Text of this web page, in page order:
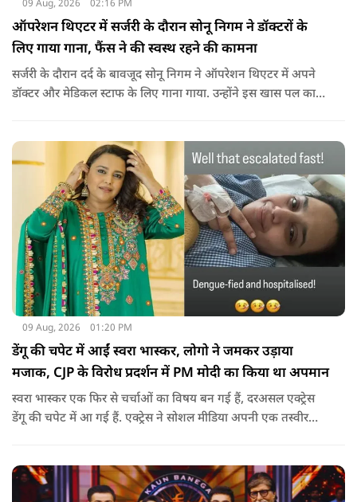
09 Aug, 2026 02:16 PM
ऑपरेशन थिएटर में सर्जरी के दौरान सोनू निगम ने डॉक्टरों के
लिए गाया गाना, फैंस ने की स्वस्थ रहने की कामना
सर्जरी के दौरान दर्द के बावजूद सोनू निगम ने ऑपरेशन थिएटर में अपने
डॉक्टर और मेडिकल स्टाफ के लिए गाना गाया. उन्होंने इस खास पल का
09 Aug, 2026 01:20 PM
डेंगू की चपेट में आईं स्वरा भास्कर, लोगो ने जमकर उड़ाया
मजाक, CJP के विरोध प्रदर्शन में PM मोदी का किया था अपमान
स्वरा भास्कर एक फिर से चर्चाओं का विषय बन गई हैं, दरअसल एक्ट्रेस
डेंगू की चपेट में आ गई हैं. एक्ट्रेस ने सोशल मीडिया अपनी एक तस्वीर